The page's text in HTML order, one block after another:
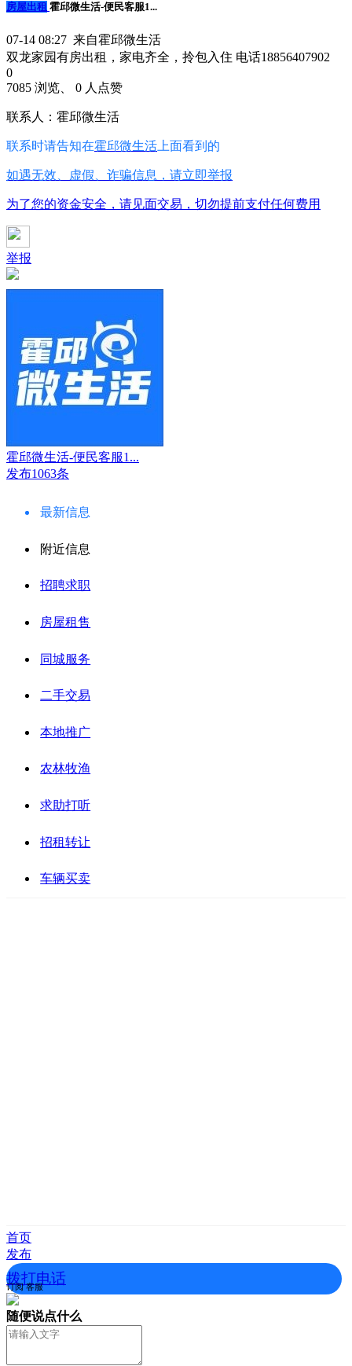
房屋出租 霍邱微生活-便民客服1...
07-14 08:27 来自霍邱微生活
双龙家园有房出租，家电齐全，拎包入住 电话18856407902
0
7085 浏览、 0 人点赞
联系人：霍邱微生活
联系时请告知在霍邱微生活 上面看到的
如遇无效、虚假、诈骗信息，请立即举报
为了您的资金安全，请见面交易，切勿提前支付任何费用
举报
霍邱微生活-便民客服1...
发布1063条
最新信息
附近信息
招聘求职
房屋租售
同城服务
二手交易
本地推广
农林牧渔
求助打听
招租转让
车辆买卖
首页
发布
拨打电话
订阅 客服
随便说点什么